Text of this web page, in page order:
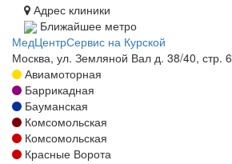
Адрес клиники
Ближайшее метро
МедЦентрСервис на Курской
Москва, ул. Земляной Вал д. 38/40, стр. 6
Авиамоторная
Баррикадная
Бауманская
Комсомольская
Комсомольская
Красные Ворота